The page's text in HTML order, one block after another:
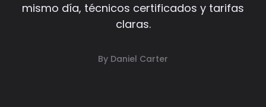
mismo día, técnicos certificados y tarifas
claras.
By Daniel Carter